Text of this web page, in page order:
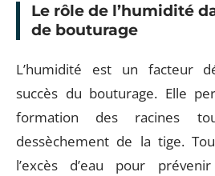
Le rôle de l’humidité
de bouturage
L’humidité est un facteur
succès du bouturage. Elle
formation des racines
dessèchement de la tige.
l’excès d’eau pour